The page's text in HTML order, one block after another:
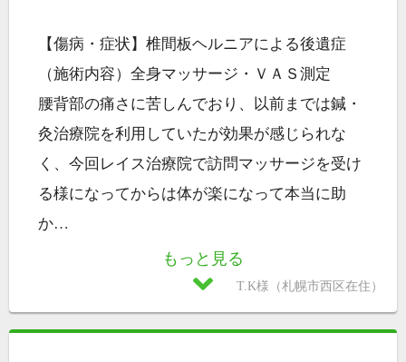
【傷病・症状】椎間板ヘルニアによる後遺症
（施術内容）全身マッサージ・ＶＡＳ測定
腰背部の痛さに苦しんでおり、以前までは鍼・
灸治療院を利用していたが効果が感じられな
く、今回レイス治療院で訪問マッサージを受け
る様になってからは体が楽になって本当に助
か…
もっと見る
T.K様（札幌市西区在住）